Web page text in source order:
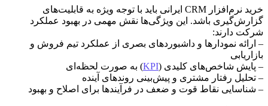
خرید نرم‌افزار CRM ایرانی باید با توجه ویژه به قابلیت‌های
گزارش‌گیری باشد. این ویژگی‌ها نقش مهمی در بهبود عملکرد
شرکت دارند:
– ارائه نمودارها و داشبوردهای بصری از عملکرد تیم فروش و
بازاریابی
– پایش شاخص‌های کلیدی (KPI) به صورت لحظه‌ای
– تحلیل رفتار مشتری و پیش‌بینی روندهای آینده
– شناسایی نقاط قوت و ضعف در فرآیندها برای اصلاح و بهبود